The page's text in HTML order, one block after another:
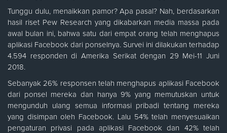
Tunggu dulu, menaikkan pamor? Apa pasal? Nah, berdasarkan
hasil riset Pew Research yang dikabarkan media massa pada
awal bulan ini, bahwa satu dari empat orang telah menghapus
aplikasi Facebook dari ponselnya. Survei ini dilakukan terhadap
4.594 responden di Amerika Serikat dengan 29 Mei-11 Juni
2018.
Sebanyak 26% responsen telah menghapus aplikasi Facebook
dari ponsel mereka dan hanya 9% yang memutuskan untuk
mengunduh ulang semua informasi pribadi tentang mereka
yang disimpan oleh Facebook. Lalu 54% telah menyesuaikan
pengaturan privasi pada aplikasi Facebook dan 42% telah